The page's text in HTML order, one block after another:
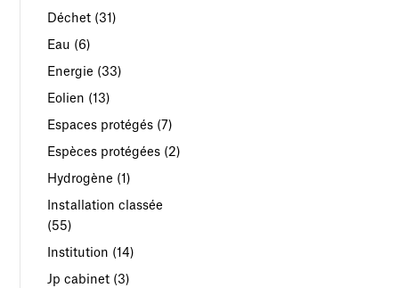
Déchet (31)
Eau (6)
Energie (33)
Eolien (13)
Espaces protégés (7)
Espèces protégées (2)
Hydrogène (1)
Installation classée
(55)
Institution (14)
Jp cabinet (3)